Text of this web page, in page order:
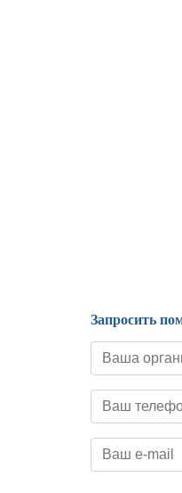
Запросить